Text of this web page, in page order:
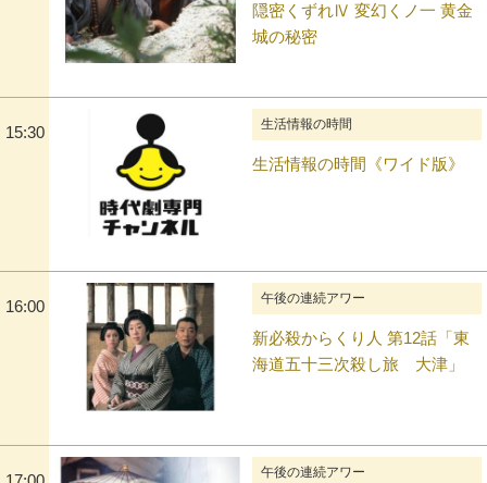
隠密くずれⅣ 変幻くノ一 黄金
城の秘密
15:30 生活情報の時間
生活情報の時間《ワイド版》
16:00 午後の連続アワー
新必殺からくり人 第12話「東
海道五十三次殺し旅 大津」
午後の連続アワー